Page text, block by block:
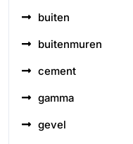
buiten
buitenmuren
cement
gamma
gevel